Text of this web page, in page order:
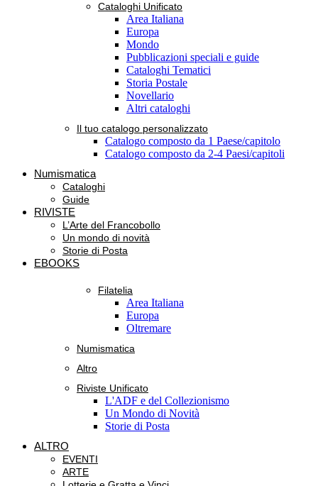
Cataloghi Unificato
Area Italiana
Europa
Mondo
Pubblicazioni speciali e guide
Cataloghi Tematici
Storia Postale
Novellario
Altri cataloghi
Il tuo catalogo personalizzato
Catalogo composto da 1 Paese/capitolo
Catalogo composto da 2-4 Paesi/capitoli
Numismatica
Cataloghi
Guide
RIVISTE
L’Arte del Francobollo
Un mondo di novità
Storie di Posta
EBOOKS
Filatelia
Area Italiana
Europa
Oltremare
Numismatica
Altro
Riviste Unificato
L'ADF e del Collezionismo
Un Mondo di Novità
Storie di Posta
ALTRO
EVENTI
ARTE